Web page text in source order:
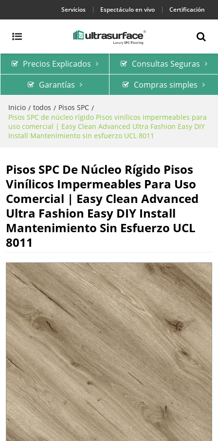
Servicios Espectáculo en vivo Certificación
Precios Explicados
Consultas Seguras
Garantías
Compras simples
Inicio / todos / Pisos SPC /
Pisos SPC de núcleo rígido Pisos vinílicos impermeables para
uso comercial | Easy Clean Advanced Ultra Fashion Easy DIY
Install Mantenimiento sin esfuerzo UCL 8011
Pisos SPC De Núcleo Rígido Pisos
Vinílicos Impermeables Para Uso
Comercial | Easy Clean Advanced
Ultra Fashion Easy DIY Install
Mantenimiento Sin Esfuerzo UCL
8011